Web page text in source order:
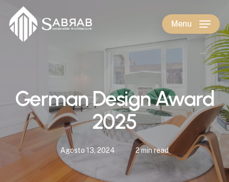
main
Menu
German Design Award
2025
Agosto 13, 2024 2 min read